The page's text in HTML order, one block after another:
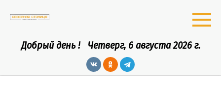
Добрый день ! Четверг, 6 августа 2026 г.